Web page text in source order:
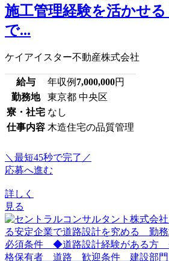
施工管理経験を活かせ
で...
ケイアイスター不動産株式会社
給与 年収例 7,000,000円
勤務地
東京都 中央区
寮・社宅 なし
仕事内容 木造住宅の品質管理
＼最短45秒で完了／
応募へ進む
詳しく
見る